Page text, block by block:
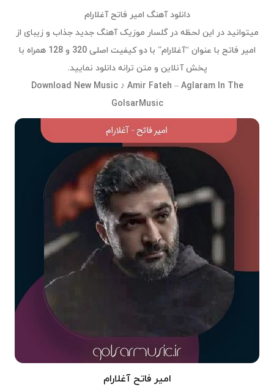
دانلود آهنگ امیر فاتح آغلارام
میتوانید در این لحظه در گلسار موزیک آهنگ جدید جذاب و زیبای از
امیر فاتح با عنوان “آغلارام” با دو کیفیت اصلی 320 و 128 همراه با
پخش آنلاین و متن ترانه دانلود نمایید.
Download New Music ♪ Amir Fateh – Aglaram In The
GolsarMusic
امیر فاتح آغلارام